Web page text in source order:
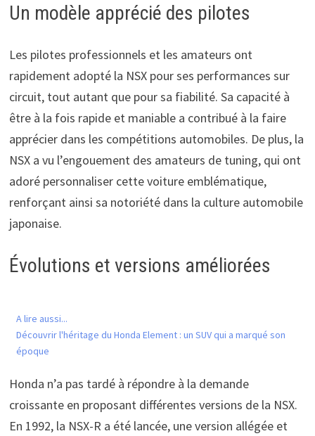
Un modèle apprécié des pilotes
Les pilotes professionnels et les amateurs ont
rapidement adopté la NSX pour ses performances sur
circuit, tout autant que pour sa fiabilité. Sa capacité à
être à la fois rapide et maniable a contribué à la faire
apprécier dans les compétitions automobiles. De plus, la
NSX a vu l’engouement des amateurs de tuning, qui ont
adoré personnaliser cette voiture emblématique,
renforçant ainsi sa notoriété dans la culture automobile
japonaise.
Évolutions et versions améliorées
A lire aussi...
Découvrir l'héritage du Honda Element : un SUV qui a marqué son
époque
Honda n’a pas tardé à répondre à la demande
croissante en proposant différentes versions de la NSX.
En 1992, la NSX-R a été lancée, une version allégée et